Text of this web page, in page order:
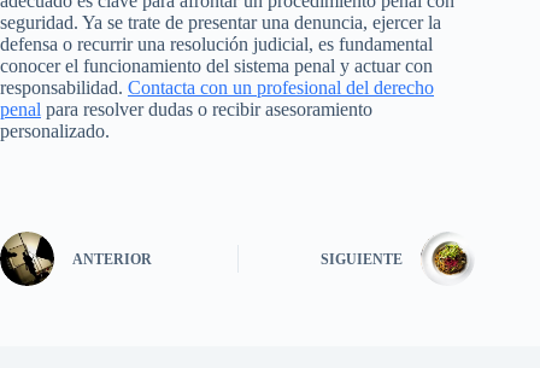
seguridad. Ya se trate de presentar una denuncia, ejercer la
defensa o recurrir una resolución judicial, es fundamental
conocer el funcionamiento del sistema penal y actuar con
responsabilidad. Contacta con un profesional del derecho
penal para resolver dudas o recibir asesoramiento
personalizado.
ANTERIOR SIGUIENTE